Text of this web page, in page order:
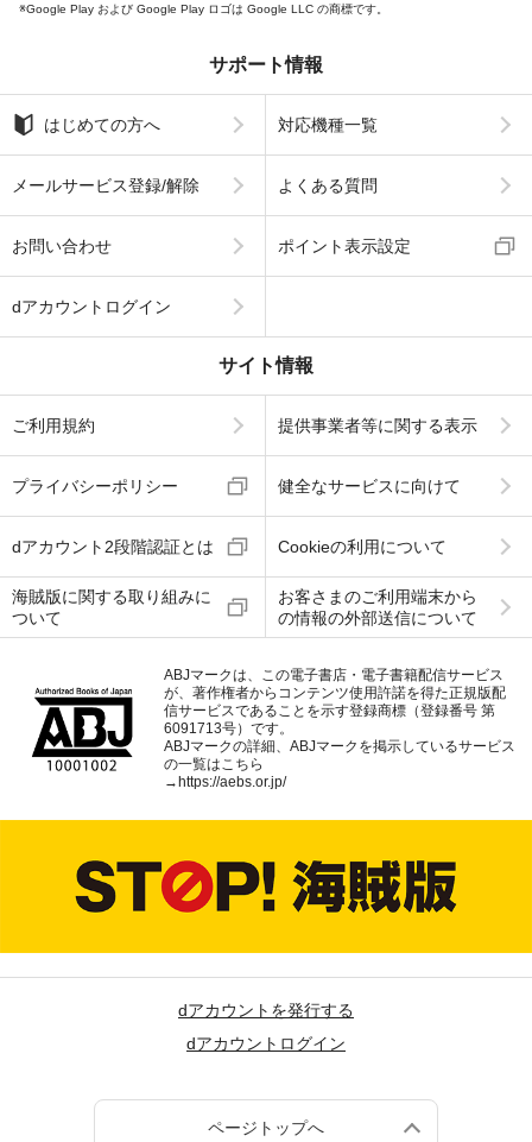
Google Play および Google Play ロゴは Google LLC の商標です。
サポート情報
はじめての方へ 対応機種一覧
メールサービス登録/解除 よくある質問
お問い合わせ ポイント表示設定
dアカウントログイン
サイト情報
ご利用規約 提供事業者等に関する表示
プライバシーポリシー 健全なサービスに向けて
dアカウント2段階認証とは Cookieの利用について
海賊版に関する取り組みに
ついて
お客さまのご利用端末から
の情報の外部送信について
ABJマークは、この電子書店・電子書籍配信サービス
が、著作権者からコンテンツ使用許諾を得た正規版配
信サービスであることを示す登録商標（登録番号 第
6091713号）です。
ABJマークの詳細、ABJマークを掲示しているサービス
の一覧はこちら
→ https://aebs.or.jp/
dアカウントを発行する
dアカウントログイン
ページトップへ